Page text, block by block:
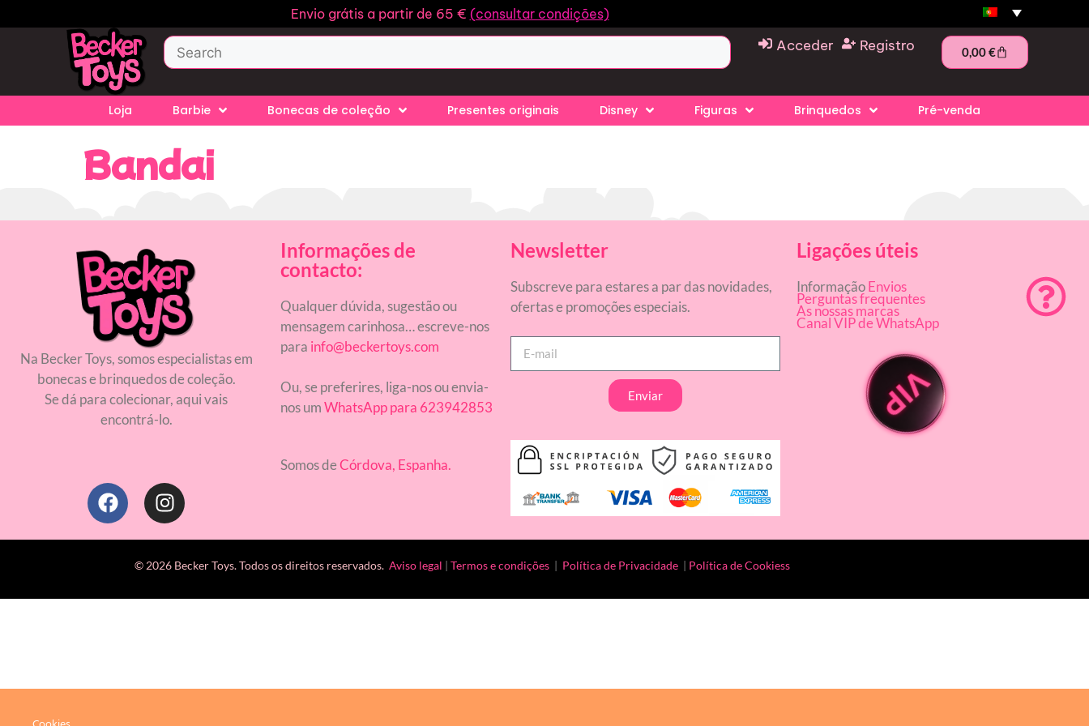
Envio grátis a partir de 65 € (consultar condições)
Acceder Registro 0,00€
Loja Barbie Bonecas de coleção Presentes originais Disney Figuras Brinquedos Pré-venda
Bandai
Na Becker Toys, somos especialistas em
bonecas e brinquedos de coleção.
Se dá para colecionar, aqui vais
encontrá-lo.
Informações de
contacto:
Qualquer dúvida, sugestão ou
mensagem carinhosa… escreve-nos
para info@beckertoys.com
Ou, se preferires, liga-nos ou envia-
nos umWhatsApp para 623942853
Somos deCórdova, Espanha.
Newsletter
Subscreve para estares a par das novidades,
ofertas e promoções especiais.
Enviar
Ligações úteis
InformaçãoEnvios
Perguntas frequentes
As nossas marcas
Canal VIP de WhatsApp
© 2026 Becker Toys. Todos os direitos reservados. Aviso legal | Termos e condições| Política de Privacidade | Política de Cookiess